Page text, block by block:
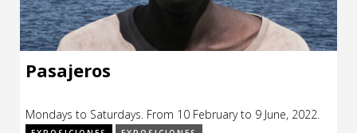
Pasajeros
Mondays to Saturdays. From 10 February to 9 June, 2022.